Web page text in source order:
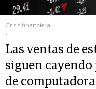
Crisis financiera
.
Las ventas de
siguen
de